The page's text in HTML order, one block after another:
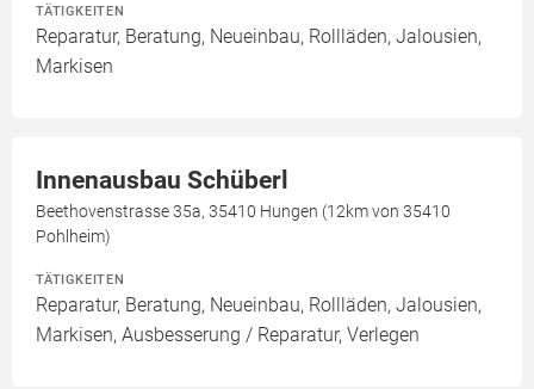
TÄTIGKEITEN
Reparatur, Beratung, Neueinbau, Rollläden, Jalousien,
Markisen
Innenausbau Schüberl
Beethovenstrasse 35a, 35410 Hungen (12km von 35410
Pohlheim)
TÄTIGKEITEN
Reparatur, Beratung, Neueinbau, Rollläden, Jalousien,
Markisen, Ausbesserung / Reparatur, Verlegen